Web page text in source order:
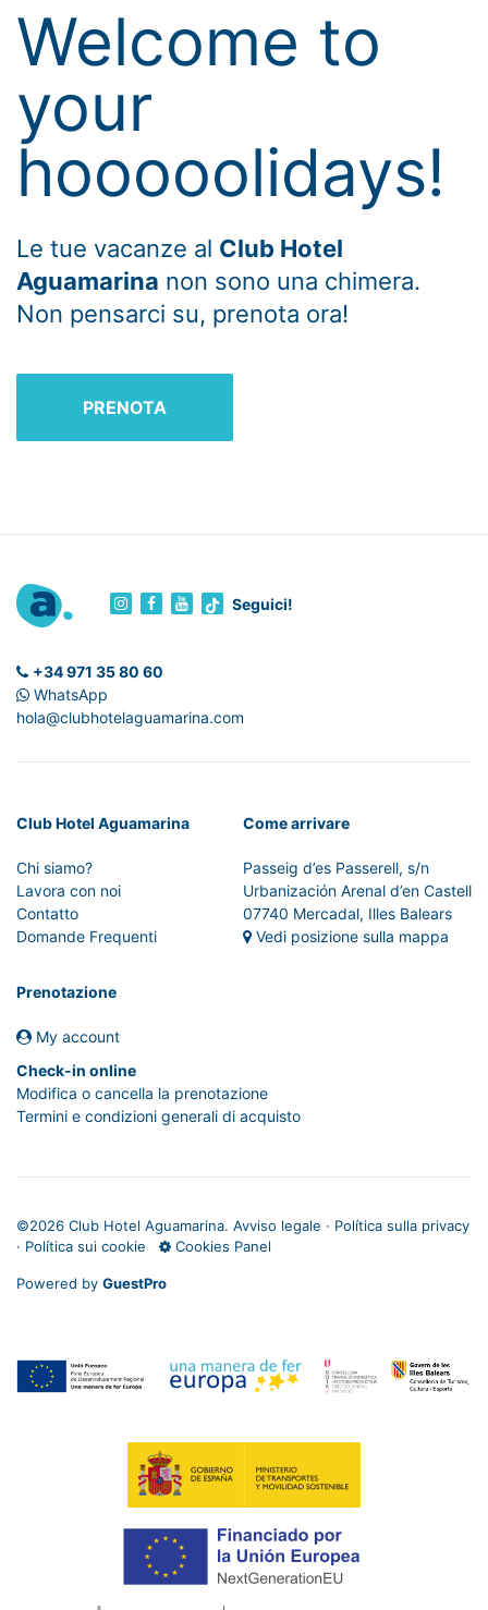
Welcome to
your
hooooolidays!
Le tue vacanze al Club Hotel
Aguamarina non sono una chimera.
Non pensarci su, prenota ora!
PRENOTA
Seguici!
+34 971 35 80 60
WhatsApp
hola@clubhotelaguamarina.com
Club Hotel Aguamarina
Chi siamo?
Lavora con noi
Contatto
Domande Frequenti
Come arrivare
Passeig d’es Passerell, s/n
Urbanización Arenal d’en Castell
07740 Mercadal, Illes Balears
Vedi posizione sulla mappa
Prenotazione
My account
Check-in online
Modifica o cancella la prenotazione
Termini e condizioni generali di acquisto
©2026 Club Hotel Aguamarina. Avviso legale · Política sulla privacy
· Política sui cookie Cookies Panel
Powered by GuestPro